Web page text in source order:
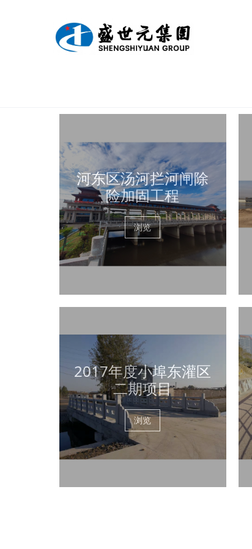
河东区汤河拦河闸除
险加固工程
浏览
2017年度小埠东灌区
二期项目
浏览